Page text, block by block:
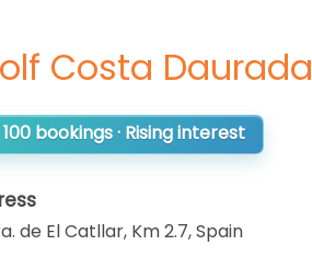
Costa Daurada
100 bookings · Rising interest
de El Catllar, Km 2.7,Spain